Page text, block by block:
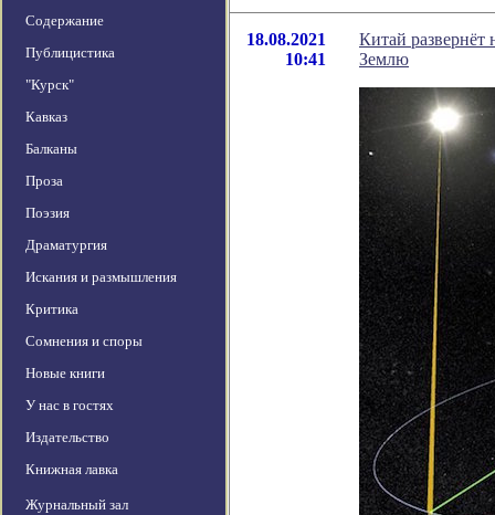
Содержание
Публицистика
"Курск"
Кавказ
Балканы
Проза
Поэзия
Драматургия
Искания и размышления
Критика
Сомнения и споры
Новые книги
У нас в гостях
Издательство
Книжная лавка
Журнальный зал
18.08.2021
10:41
Китай развернёт
Землю